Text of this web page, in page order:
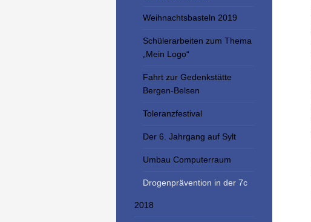
Weihnachtsbasteln 2019
Schülerarbeiten zum Thema
„Mein Logo“
Fahrt zur Gedenkstätte
Bergen-Belsen
Toleranzfestival
Der 6. Jahrgang auf Sylt
Umbau Computerraum
Drogenprävention in der 7c
2018